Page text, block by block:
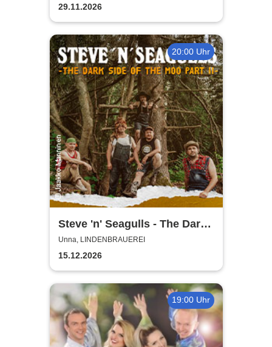
Zucchini Sistaz
29.11.2026
20:00 Uhr
Steve 'n' Seagulls - The Dark
Side of the Moo Part II
Unna, LINDENBRAUEREI
15.12.2026
19:00 Uhr